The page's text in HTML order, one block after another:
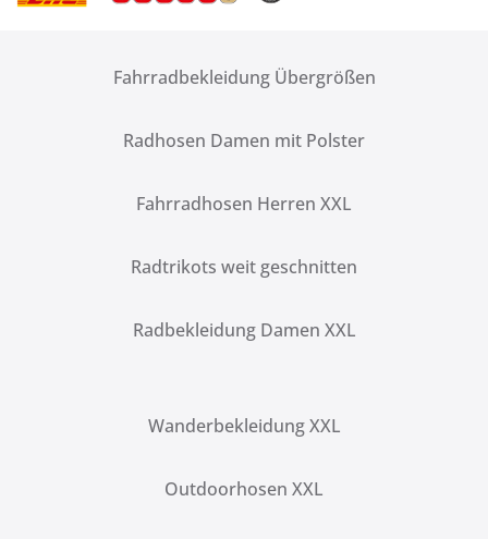
Fahrradbekleidung Übergrößen
Radhosen Damen mit Polster
Fahrradhosen Herren XXL
Radtrikots weit geschnitten
Radbekleidung Damen XXL
Wanderbekleidung XXL
Outdoorhosen XXL